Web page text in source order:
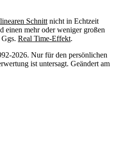
Schnitt nicht in Echtzeit
einen mehr oder weniger großen
Real Time-Effekt.
2026. Nur für den persönlichen
ist untersagt. Geändert am